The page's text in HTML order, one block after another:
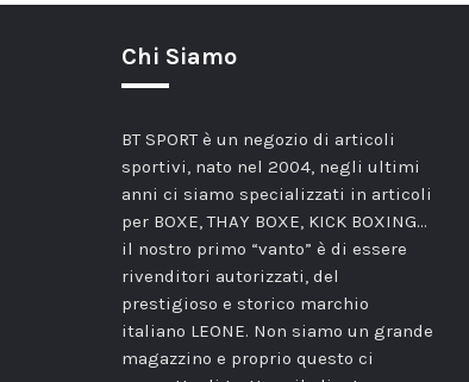
Chi Siamo
BT SPORT è un negozio di articoli
sportivi, nato nel 2004, negli ultimi
anni ci siamo specializzati in articoli
per BOXE, THAY BOXE, KICK BOXING…
il nostro primo “vanto” è di essere
rivenditori autorizzati, del
prestigioso e storico marchio
italiano LEONE. Non siamo un grande
magazzino e proprio questo ci